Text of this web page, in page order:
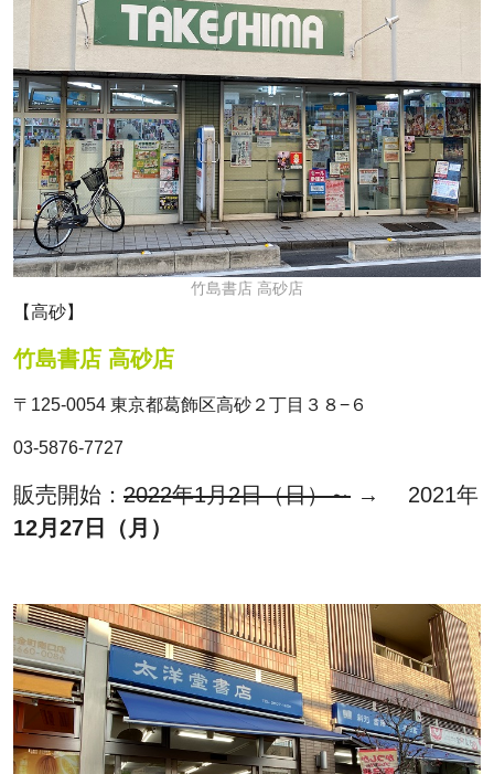
竹島書店 高砂店
【高砂】
竹島書店 高砂店
〒125-0054 東京都葛飾区高砂２丁目３８−６
03-5876-7727
販売開始： 2022年1月2日（日）～ → 2021年
12月27日（月）